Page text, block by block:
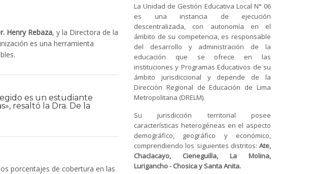
Henry Rebaza, y la Directora de la
es una herramienta
es un estudiante
resaltó la Dra. De la
porcentajes de cobertura en las
La Unidad de Gestión Educativa Local N° 06
es una instancia de ejecución
descentralizada, con autonomía en el
ámbito de su competencia, es responsable
del desarrollo y administración de la
educación que se ofrece en las
instituciones y Programas Educativos de su
ámbito jurisdiccional y depende de la
Dirección Regional de Educación de Lima
Metropolitana (DRELM).
Su jurisdicción territorial posee
características heterogéneas en el aspecto
demográfico, geográfico y económico,
comprendiendo los siguientes distritos: Ate,
Chaclacayo, Cieneguilla, La Molina,
Lurigancho - Chosica y Santa Anita.